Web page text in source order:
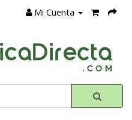
Mi Cuenta